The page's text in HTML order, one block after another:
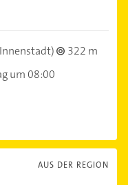
322 m
um 08:00
AUS DER REGION